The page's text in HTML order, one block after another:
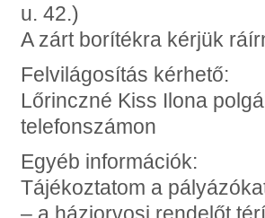
u. 42.)
A zárt borítékra kérjük
Felvilágosítás kérhető:
Lőrinczné Kiss Ilona
telefonszámon
Egyéb információk:
Tájékoztatom a